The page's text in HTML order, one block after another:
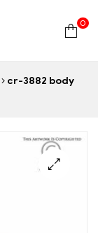
0
cr-3882 body